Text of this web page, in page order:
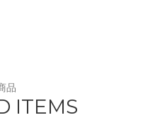
品
ITEMS